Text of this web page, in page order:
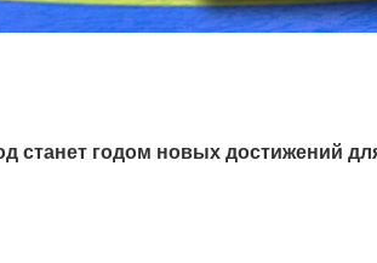
станет годом новых достижений